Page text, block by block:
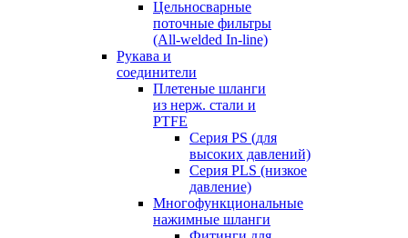
Цельносварные
поточные фильтры
(All-welded In-line)
Рукава и
соединители
Плетеные шланги
из нерж. стали и
PTFE
Серия PS (для
высоких давлений)
Серия PLS (низкое
давление)
Многофункциональные
нажимные шланги